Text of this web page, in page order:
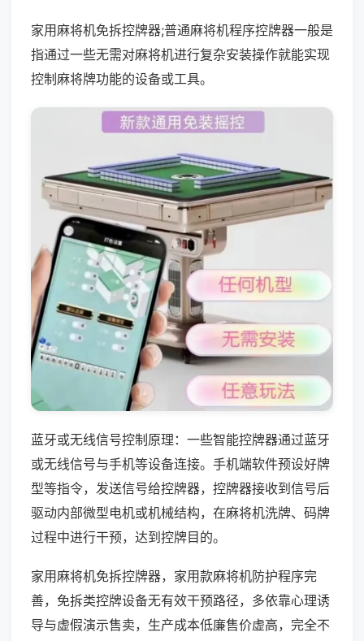
家用麻将机免拆控牌器;普通麻将机程序控牌器一般是
指通过一些无需对麻将机进行复杂安装操作就能实现
控制麻将牌功能的设备或工具。
蓝牙或无线信号控制原理：一些智能控牌器通过蓝牙
或无线信号与手机等设备连接。手机端软件预设好牌
型等指令，发送信号给控牌器，控牌器接收到信号后
驱动内部微型电机或机械结构，在麻将机洗牌、码牌
过程中进行干预，达到控牌目的。
家用麻将机免拆控牌器，家用款麻将机防护程序完
善，免拆类控牌设备无有效干预路径，多依靠心理诱
导与虚假演示售卖，生产成本低廉售价虚高，完全不